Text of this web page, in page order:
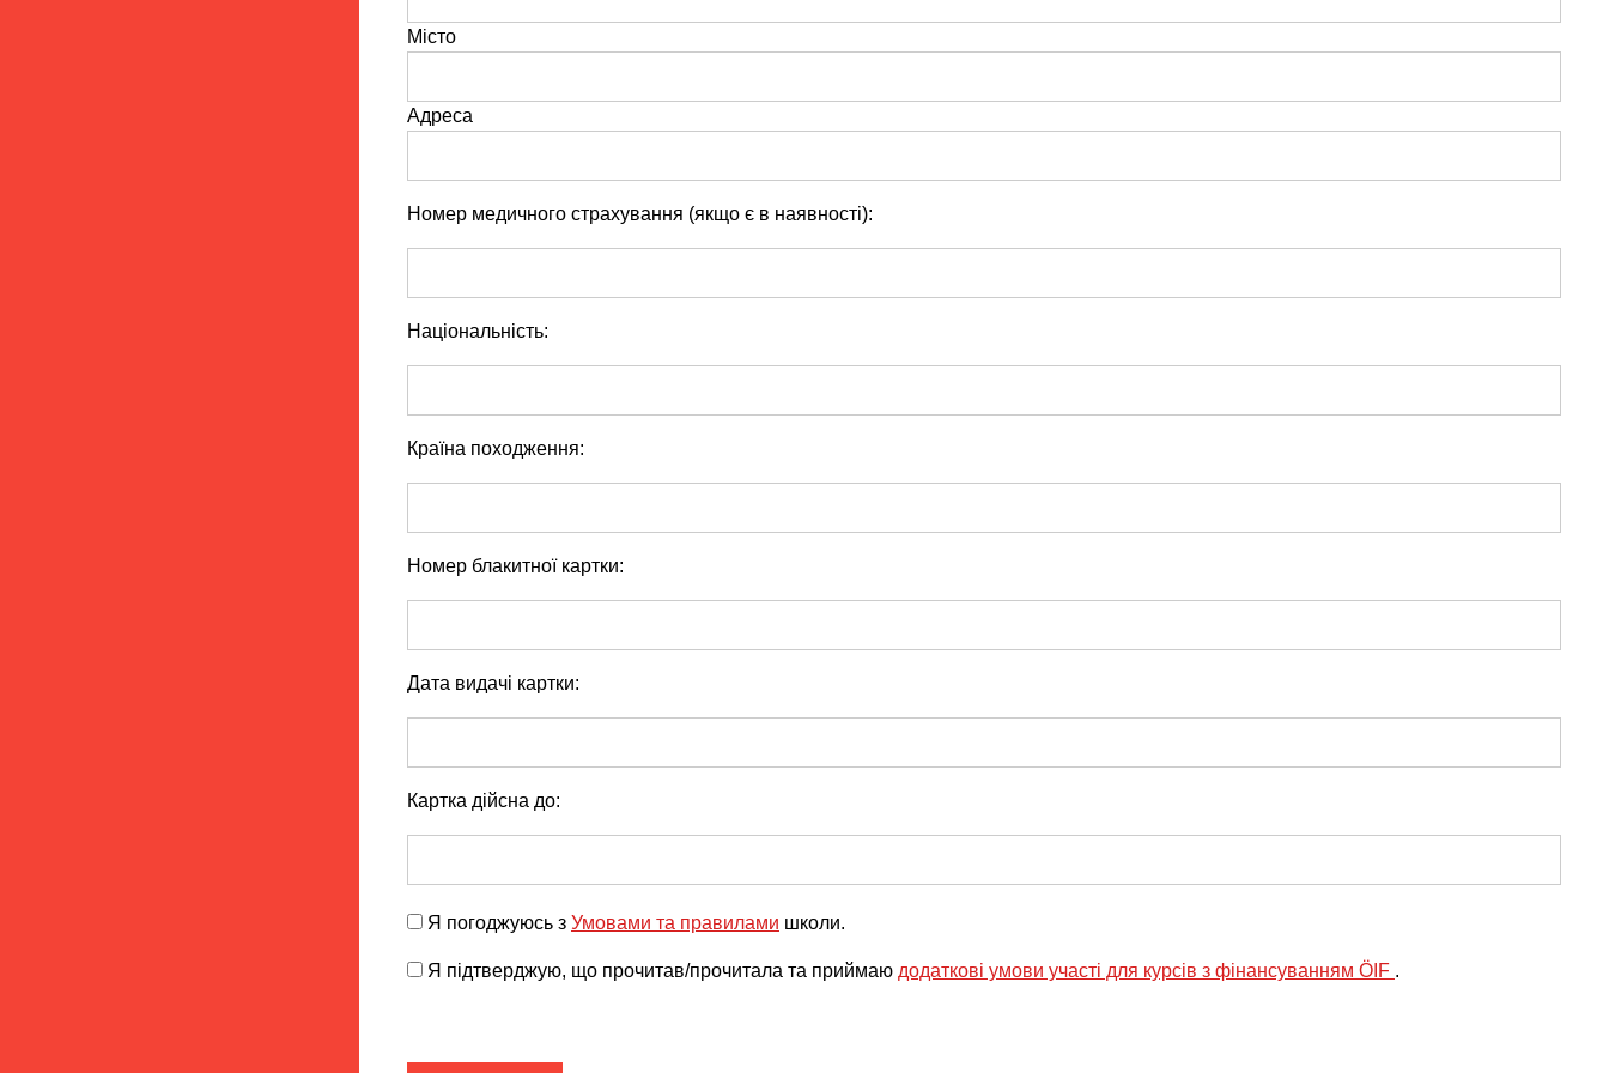
Місто
Адреса
Номер медичного страхування (якщо є в наявності):
Національність:
Країна походження:
Номер блакитної картки:
Дата видачі картки:
Картка дійсна до:
Я погоджуюсь з Умовами та правилами школи.
Я підтверджую, що прочитав/прочитала та приймаю додаткові умови участі для курсів з фінансуванням ÖIF .